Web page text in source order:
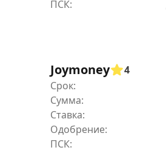
Joymoney
4
Срок:
Сумма:
Ставка:
Одобрение: